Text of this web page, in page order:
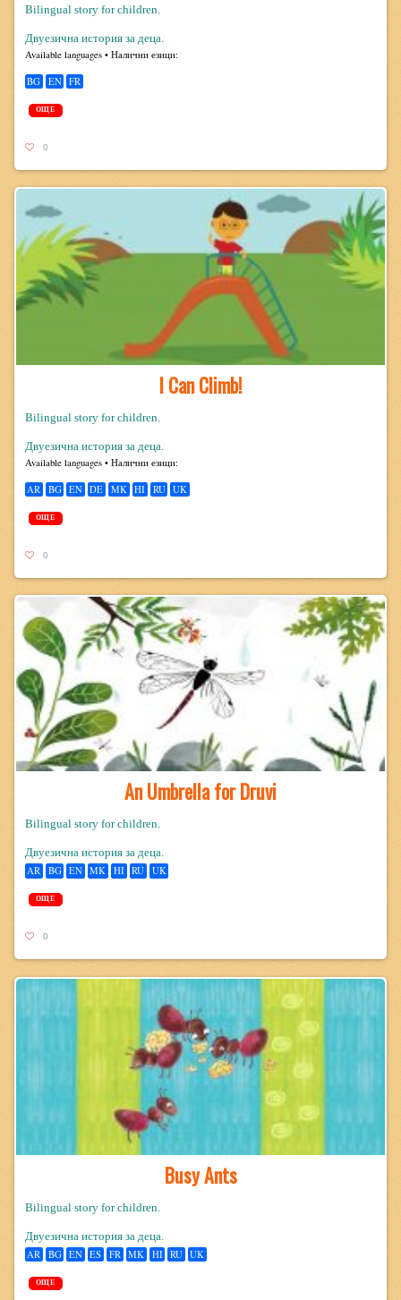
Bilingual story for children.
Двуезична история за деца.
Avail­able lan­guages • Налични езици:
BG EN FR
ОЩЕ
0
I Can Climb!
Bilingual story for children.
Двуезична история за деца.
Avail­able lan­guages • Налични езици:
AR BG EN DE MK HI RU UK
ОЩЕ
0
An Umbrella for Druvi
Bilingual story for children.
Двуезична история за деца.
AR BG EN MK HI RU UK
ОЩЕ
0
Busy Ants
Bilingual story for children.
Двуезична история за деца.
AR BG EN ES FR MK HI RU UK
ОЩЕ